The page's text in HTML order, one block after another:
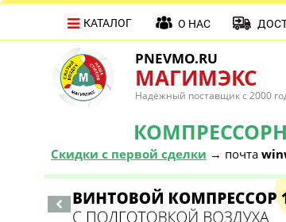
PNEVMO.RU
МАГИМЭКС
Надёжный поставщик с 2000
Скидки с первой сделки → почта
КАТАЛОГ О НАС